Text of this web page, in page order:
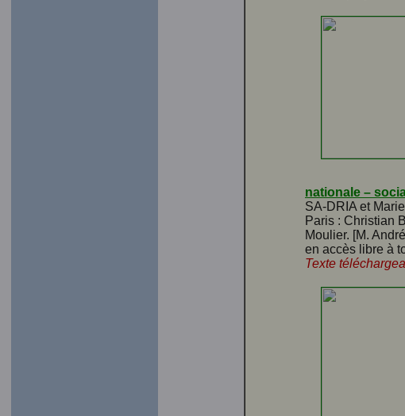
nationale –
SA-DRIA et
Paris : Christian
Moulier. [M.
en accès libre à
Texte